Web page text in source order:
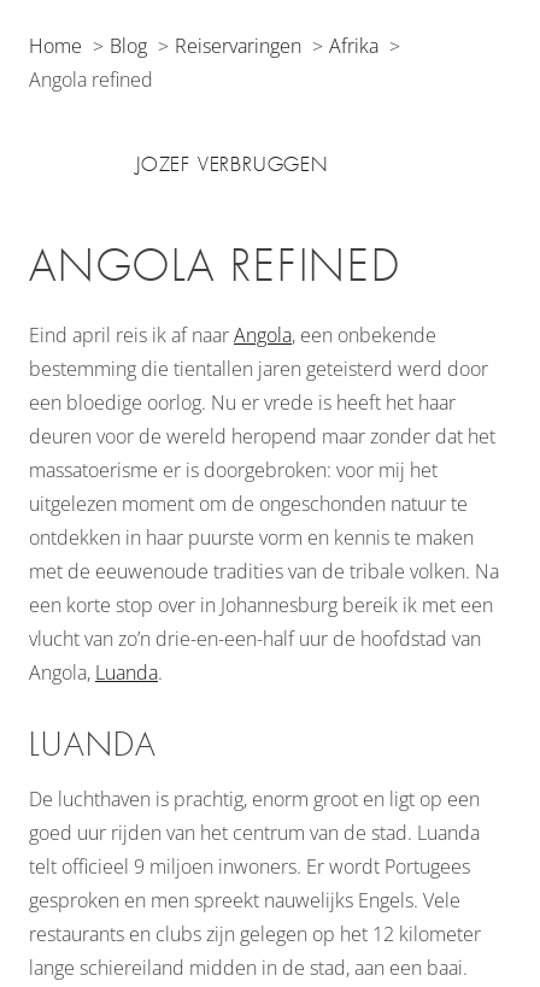
Home Blog Reiservaringen
Afrika
Angola refined
JOZEF VERBRUGGEN
ANGOLA REFINED
Eind april reis ik af naarAngola, een onbekende
bestemming die tientallen jaren geteisterd werd door
een bloedige oorlog. Nu er vrede is heeft het haar
deuren voor de wereld heropend maar zonder dat het
massatoerisme er is doorgebroken: voor mij het
uitgelezen moment om de ongeschonden natuur te
ontdekken in haar puurste vorm en kennis te maken
met de eeuwenoude tradities van de tribale volken. Na
een korte stop over in Johannesburg bereik ik met een
vlucht van zo’n drie-en-een-half uur de hoofdstad van
Angola, Luanda.
LUANDA
De luchthaven is prachtig, enorm groot en ligt op een
goed uur rijden van het centrum van de stad. Luanda
telt officieel 9 miljoen inwoners. Er wordt Portugees
gesproken en men spreekt nauwelijks Engels. Vele
restaurants en clubs zijn gelegen op het 12 kilometer
lange schiereiland midden in de stad, aan een baai.